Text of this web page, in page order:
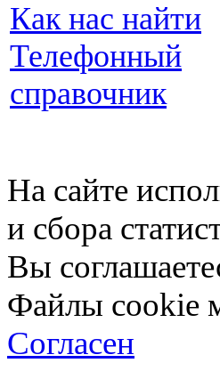
Как нас найти
Телефонный
справочник
На сайте
и сбора
Вы
Файлы cookie
Согласен